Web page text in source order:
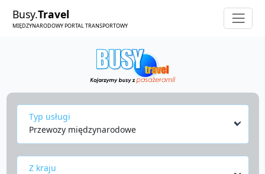
Busy.Travel
MIĘDZYNARODOWY PORTAL TRANSPORTOWY
Typ usługi
Przewozy międzynarodowe
Z kraju